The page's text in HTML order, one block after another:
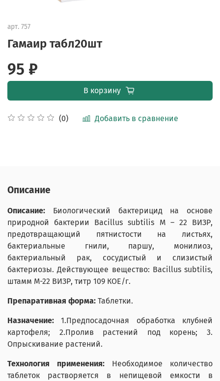
арт. 757
Гамаир табл20шт
(0) Добавить в сравнение
95 ₽
В корзину
Описание
Описание: Биологический бактерицид на основе
природной бактерии Bacillus subtilis М – 22 ВИЗР,
предотвращающий пятнистости на листьях,
бактериальные гнили, паршу, монилиоз,
бактериальный рак, сосудистый и слизистый
бактериозы. Действующее вещество: Bacillus subtilis,
штамм М-22 ВИЗР, титр 109 КОЕ/г.
Препаративная форма: Таблетки.
Назначение: 1.Предпосадочная обработка клубней
картофеля; 2.Пролив растений под корень; 3.
Опрыскивание растений.
Технология применения: Необходимое количество
таблеток растворяется в непищевой емкости в